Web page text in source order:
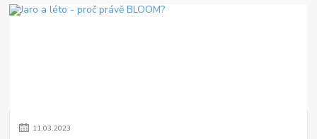
11.03.2023